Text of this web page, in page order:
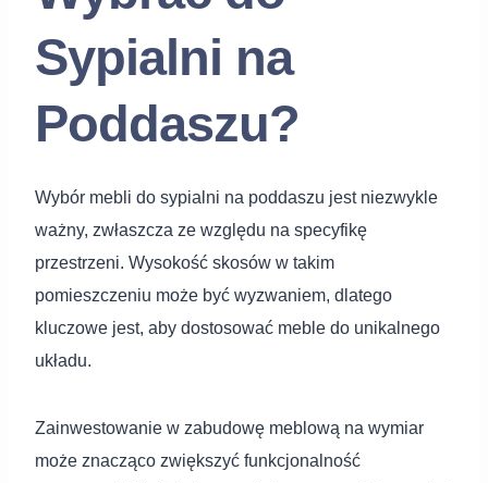
Sypialni na
Poddaszu?
Wybór mebli do sypialni na poddaszu jest niezwykle
ważny, zwłaszcza ze względu na specyfikę
przestrzeni. Wysokość skosów w takim
pomieszczeniu może być wyzwaniem, dlatego
kluczowe jest, aby dostosować meble do unikalnego
układu.
Zainwestowanie w zabudowę meblową na wymiar
może znacząco zwiększyć funkcjonalność